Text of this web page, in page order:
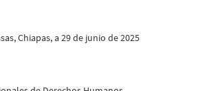
Chiapas, a 29 de junio de 2025